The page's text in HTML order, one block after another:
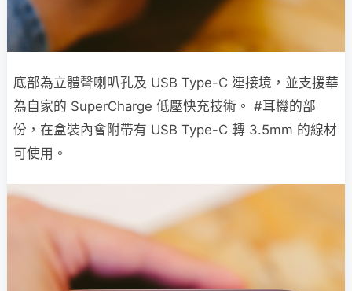
底部為立體聲喇叭孔及 USB Type-C 連接境，並支援華
為自家的 SuperCharge 低壓快充技術。 #耳機的部
份，在盒裝內會附帶有 USB Type-C 轉 3.5mm 的線材
可使用。